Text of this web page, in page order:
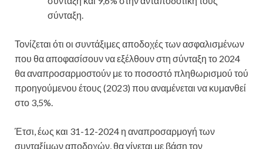
σύνταξη.
Τονίζεται ότι οι συντάξιμες αποδοχές των ασφαλισμένων
που θα αποφασίσουν να εξέλθουν στη σύνταξη το 2024
θα αναπροσαρμοστούν με το ποσοστό πληθωρισμού τού
προηγούμενου έτους (2023) που αναμένεται να κυμανθεί
στο 3,5%.
Έτσι, έως και 31-12-2024 η αναπροσαρμογή των
συνταξίμων αποδοχών, θα γίνεται με βάση τον